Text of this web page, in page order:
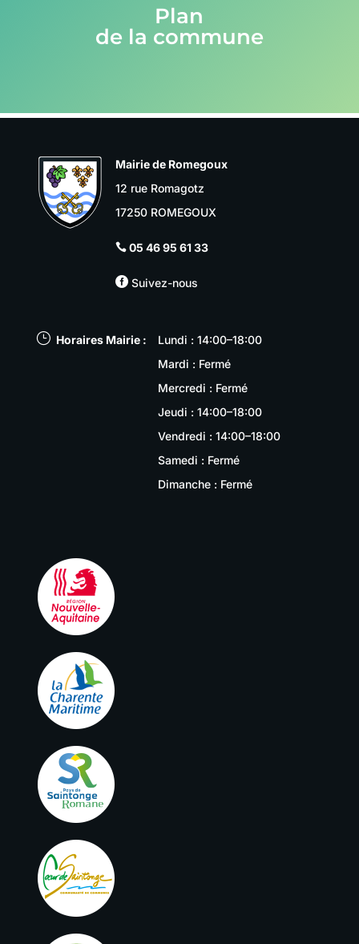
Plan
de la commune
Mairie de Romegoux
12 rue Romagotz
17250 ROMEGOUX
 05 46 95 61 33
Suivez-nous
} Horaires Mairie :
Lundi : 14:00–18:00
Mardi : Fermé
Mercredi : Fermé
Jeudi : 14:00–18:00
Vendredi : 14:00–18:00
Samedi : Fermé
Dimanche : Fermé